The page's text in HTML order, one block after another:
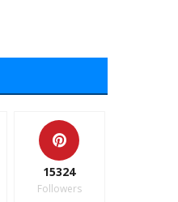
15324
Followers